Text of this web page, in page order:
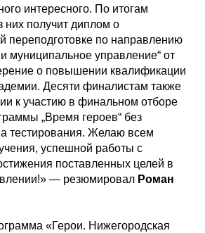
интересного. По итогам
них получит диплом о
переподготовке по направлению
муниципальное управление“ от
о повышении квалификации
Десяти финалистам также
к участию в финальном отборе
„Время героев“ без
тестирования. Желаю всем
успешной работы с
поставленных целей в
— резюмировал Роман
«Герои. Нижегородская